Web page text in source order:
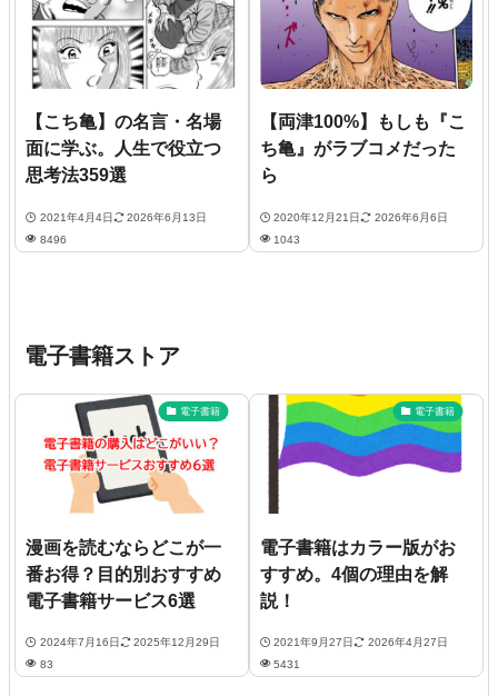
【こち亀】の名言・名場
面に学ぶ。人生で役立つ
思考法359選
2021年4月4日
2026年6月13日
8496
【両津100%】もしも『こ
ち亀』がラブコメだった
ら
2020年12月21日
2026年6月6日
1043
電子書籍ストア
電子書籍
漫画を読むならどこが一
番お得？目的別おすすめ
電子書籍サービス6選
2024年7月16日
2025年12月29日
83
電子書籍
電子書籍はカラー版がお
すすめ。4個の理由を解
説！
2021年9月27日
2026年4月27日
5431